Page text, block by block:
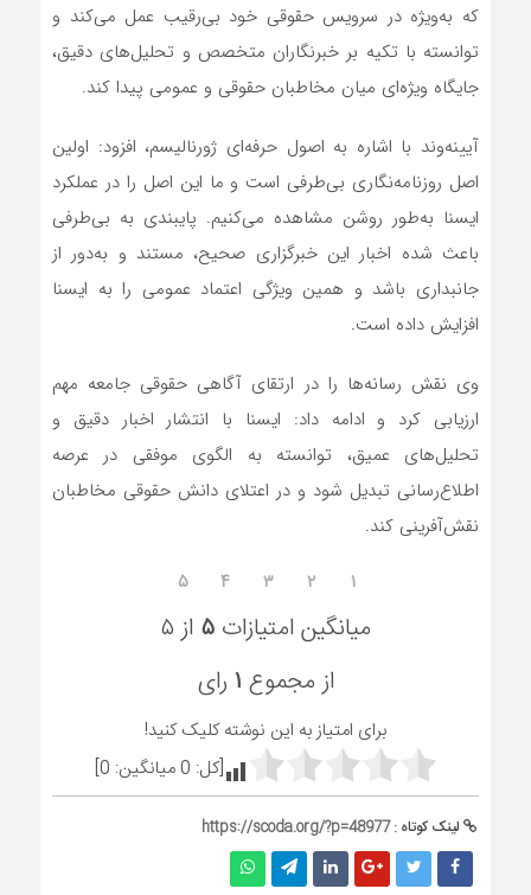
که به‌ویژه در سرویس حقوقی خود بی‌رقیب عمل می‌کند و
توانسته با تکیه بر خبرنگاران متخصص و تحلیل‌های دقیق،
جایگاه ویژه‌ای میان مخاطبان حقوقی و عمومی پیدا کند.
آیینه‌وند با اشاره به اصول حرفه‌ای ژورنالیسم، افزود: اولین
اصل روزنامه‌نگاری بی‌طرفی است و ما این اصل را در عملکرد
ایسنا به‌طور روشن مشاهده می‌کنیم. پایبندی به بی‌طرفی
باعث شده اخبار این خبرگزاری صحیح، مستند و به‌دور از
جانبداری باشد و همین ویژگی اعتماد عمومی را به ایسنا
افزایش داده است.
وی نقش رسانه‌ها را در ارتقای آگاهی حقوقی جامعه مهم
ارزیابی کرد و ادامه داد: ایسنا با انتشار اخبار دقیق و
تحلیل‌های عمیق، توانسته به الگوی موفقی در عرصه
اطلاع‌رسانی تبدیل شود و در اعتلای دانش حقوقی مخاطبان
نقش‌آفرینی کند.
۱ ۲ ۳ ۴ ۵
میانگین امتیازات ۵ از ۵
از مجموع ۱ رای
برای امتیاز به این نوشته کلیک کنید!
[کل: 0میانگین: 0
]
لینک کوتاه :https://scoda.org/?p=48977